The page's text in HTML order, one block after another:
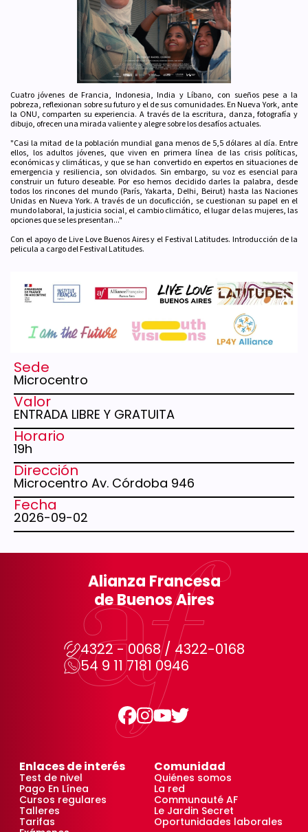
Cuatro jóvenes de Francia, Indonesia, India y Líbano, con sueños pese a la
pobreza, reflexionan sobre su futuro y el de sus comunidades. En Nueva York, ante
la ONU, comparten su experiencia. A través de la escritura, danza, fotografía y
dibujo, ofrecen una mirada valiente y alegre sobre los desafíos actuales.
"Casi la mitad de la población mundial gana menos de 5,5 dólares al día. Entre
ellos, los adultos jóvenes, que viven en primera línea de las crisis políticas,
económicas y climáticas, y que se han convertido en expertos en situaciones de
emergencia y resiliencia, son olvidados. Sin embargo, su voz es esencial para
construir un futuro deseable. Por eso hemos decidido darles la palabra, desde
todos los rincones del mundo (París, Yakarta, Delhi, Beirut) hasta las Naciones
Unidas en Nueva York. A través de un docuficción, se cuestionan su papel en el
mundo laboral, la justicia social, el cambio climático, el lugar de las mujeres, las
opciones que se les presentan..."
Con el apoyo de Live Love Buenos Aires y el Festival Latitudes. Introducción de la
pelicula a cargo del Festival Latitudes.
Sede
Microcentro
Valor
ENTRADA LIBRE Y GRATUITA
Horario
19h
Dirección
Microcentro Av. Córdoba 946
Fecha
2026-09-02
Alianza Francesa
de Buenos Aires
4322 - 0068 / 4322-0168
54 9 11 7181 0946
Enlaces de interés
Test de nivel
Pago En Línea
Cursos regulares
Talleres
Tarifas
Comunidad
Quiénes somos
La red
Communauté AF
Le Jardin Secret
Oportunidades laborales